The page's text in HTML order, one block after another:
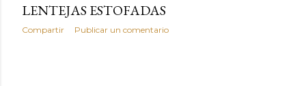
LENTEJAS ESTOFADAS
Compartir Publicar un comentario